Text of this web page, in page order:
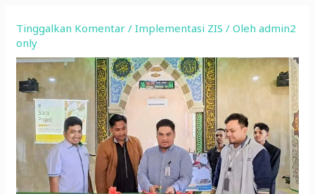
Tinggalkan Komentar /Implementasi ZIS / Olehadmin2
only